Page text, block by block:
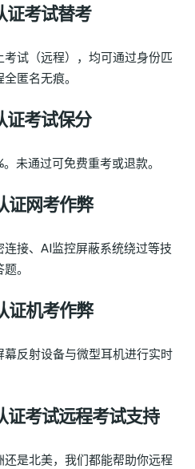
证考试替考
试（远程），均可通过身份匹
匿名无痕。
证考试保分
未通过可免费重考或退款。
证网考作弊
接、AI监控屏蔽系统绕过等技
。
证机考作弊
反射设备与微型耳机进行实时
证考试远程考试支持
是北美，我们都能帮助你远程